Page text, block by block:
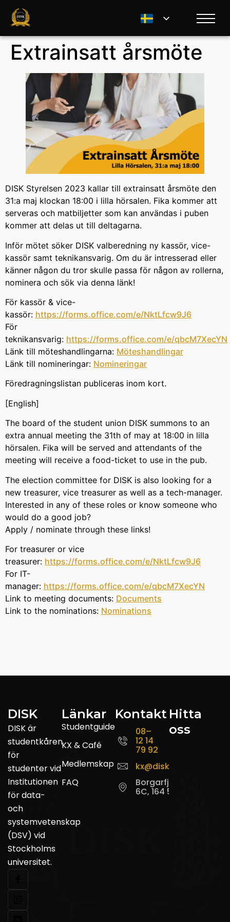
Extrainsatt årsmöte
DISK Styrelsen 2023 kallar till extrainsatt årsmöte den
31:a maj klockan 18:00 i lilla hörsalen. Fika kommer att
serveras och matbiljetter som kan användas i puben
kommer att delas ut till deltagarna.
Inför mötet söker DISK valberedning ny kassör, vice-
kassör samt teknikansvarig. Om du är intresserad eller
känner någon du tror skulle passa för någon av rollerna,
nominera och sök via denna länk!
För kassör & vice-
kassör: https://forms.office.com/e/NktLfcw9J6
För
teknikansvarig: https://forms.office.com/e/qbcM7XecYN
Länk till möteshandlingarna: Möteshandlingar
Länk till nomineringar: Nomineringar
Föredragningslistan publiceras inom kort.
[English]
The board of the student union DISK summons to an
extra annual meeting the 31th of may at 18:00 in lilla
hörsalen. Fika will be served and attendants of the
meeting will receive a food-ticket to use in the pub.
The election committee for DISK is also looking for a
new treasurer, vice treasurer as well as a tech-manager.
Interested in any of these roles or know someone who
would do a good job?
Apply / nominate through these links!
For treasurer or vice
treasurer: https://forms.office.com/e/NktLfcw9J6
For IT-
manager: https://forms.office.com/e/qbcM7XecYN
Link to meeting documents: Documents
Link to the nominations: Nominations
DISK
DISK är
studentkåren
för
studenter vid
Institutionen
för data-
och
systemvetenskap
(DSV) vid
Stockholms
universitet.
Länkar
Studentguide
KX & Café
Medlemskap
FAQ
Kontakt
08–
12 14
79 92
kx@disk.su.se
Borgarfjordsgatan
6C, 164 55 Kista
Hitta
oss